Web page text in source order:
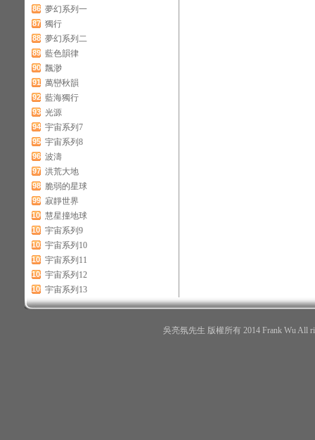
86 夢幻系列一
87 獨行
88 夢幻系列二
89 藍色韻律
90 飄渺
91 萬巒秋韻
92 藍海獨行
93 光源
94 宇宙系列7
95 宇宙系列8
96 波濤
97 洪荒大地
98 脆弱的星球
99 寂靜世界
100 慧星撞地球
101 宇宙系列9
102 宇宙系列10
103 宇宙系列11
104 宇宙系列12
105 宇宙系列13
吳亮氛先生 版權所有 2014 Frank Wu All